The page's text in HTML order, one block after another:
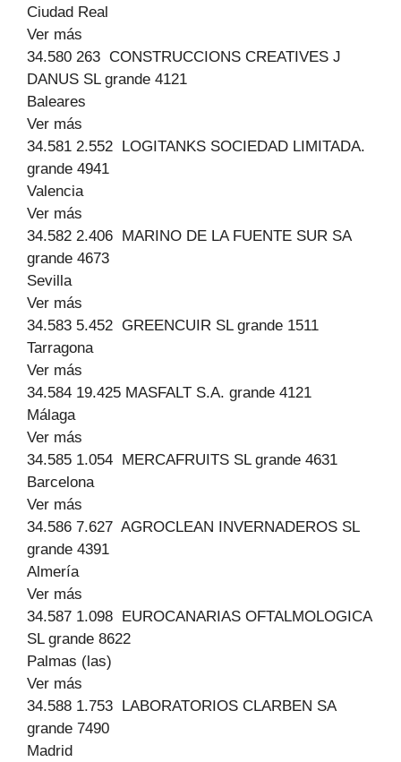
Ciudad Real
Ver más
34.580 263 CONSTRUCCIONS CREATIVES J
DANUS SL grande 4121
Baleares
Ver más
34.581 2.552 LOGITANKS SOCIEDAD LIMITADA.
grande 4941
Valencia
Ver más
34.582 2.406 MARINO DE LA FUENTE SUR SA
grande 4673
Sevilla
Ver más
34.583 5.452 GREENCUIR SL grande 1511
Tarragona
Ver más
34.584 19.425 MASFALT S.A. grande 4121
Málaga
Ver más
34.585 1.054 MERCAFRUITS SL grande 4631
Barcelona
Ver más
34.586 7.627 AGROCLEAN INVERNADEROS SL
grande 4391
Almería
Ver más
34.587 1.098 EUROCANARIAS OFTALMOLOGICA
SL grande 8622
Palmas (las)
Ver más
34.588 1.753 LABORATORIOS CLARBEN SA
grande 7490
Madrid